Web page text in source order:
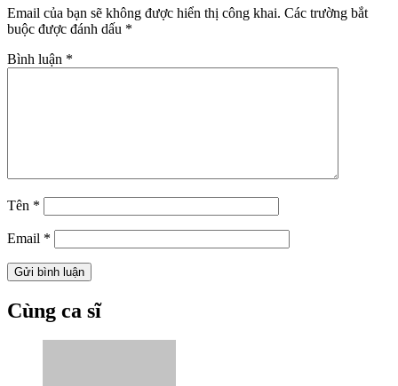
Email của bạn sẽ không được hiển thị công khai. Các trường bắt
buộc được đánh dấu *
Bình luận *
Tên *
Email *
Cùng ca sĩ